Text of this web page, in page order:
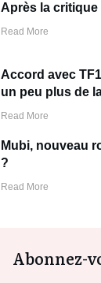
Après la critique
Read More
Accord avec
un peu plus de
Read More
Mubi, nouveau
?
Read More
Abonnez-